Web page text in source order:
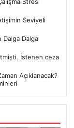
Seviyeli
Dalga Dalga
İstenen ceza
Açıklanacak?